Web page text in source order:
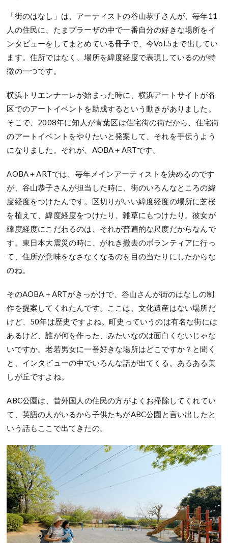
「街のはなし」は、アーティストの谷山恭子さんが、毎年11
人の住民に、たまプラーザの中で一番自分の好きな場所をイ
ンタビューをしてまとめている冊子で、今Vol.5まで出してい
ます。住所ではなく、場所を緯度経度で表現しているのが特
徴の一つです。
横浜トリエンナーレが始まった時に、横浜アートサイトが各
区でのアートイベントを助成するという動きがありました。
そこで、2008年に知人が青葉区は住宅街の街だから、住宅街
のアートイベントをやりたいと発案して、それを手伝うよう
になりました。それが、AOBA＋ARTです。
AOBA＋ARTでは、毎年メインアーティストを決めるのです
が、谷山恭子さんが担当した時に、街のいろんなところの緯
度経度をつけたんです。区切りがいい緯度経度の場所に芝桜
を植えて、緯度経度をつけたり、雑草にもつけたり。彼女が
緯度経度にこだわるのは、それが普遍的な尺度だからなんで
す。東日本大震災の時に、がれき撤去のボランティアに行っ
て、住所が意味をなさなくなるのを目の当たりにしたからな
のね。
そのAOBA＋ARTがきっかけで、谷山さんが街のはなしの制
作を提案してくれたんです。ここは、文化遺産はない場所だ
けど、50年は歴史ですよね。町史っていうのは有名な街には
あるけど、誰が何を作った、みたいなのは面白くないじゃな
いですか。老若男女に一番好きな場所はどこですか？と聞く
と、インタビューの中でいろんな話が出てくる。あるある美
しが丘ですよね。
ABC公園は、昔外国人の住民の方がよくお掃除してくれてい
て、英語の人がいるから子供たちがABC公園と言い出したと
いう話もここで出てきたの。